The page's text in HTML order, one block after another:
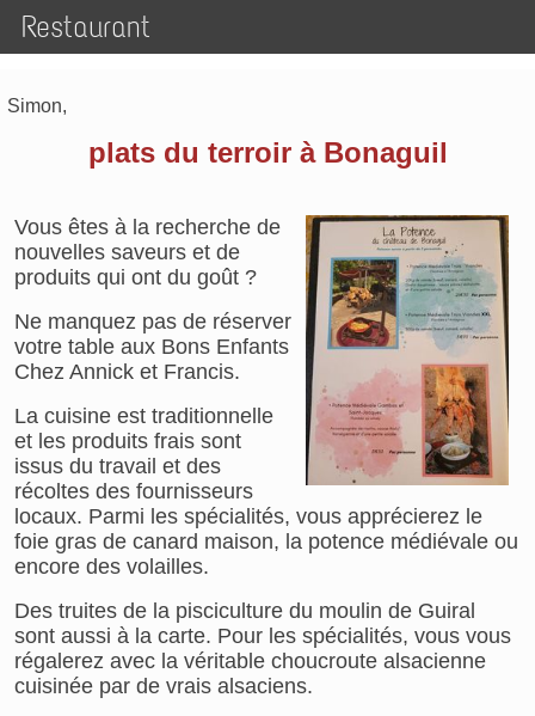
Restaurant
Simon,
plats du terroir à Bonaguil
Vous êtes à la recherche de
nouvelles saveurs et de
produits qui ont du goût ?
Ne manquez pas de réserver
votre table aux Bons Enfants
Chez Annick et Francis.
La cuisine est traditionnelle
et les produits frais sont
issus du travail et des
récoltes des fournisseurs
locaux. Parmi les spécialités, vous apprécierez le
foie gras de canard maison, la potence médiévale ou
encore des volailles.
Des truites de la pisciculture du moulin de Guiral
sont aussi à la carte. Pour les spécialités, vous vous
régalerez avec la véritable choucroute alsacienne
cuisinée par de vrais alsaciens.